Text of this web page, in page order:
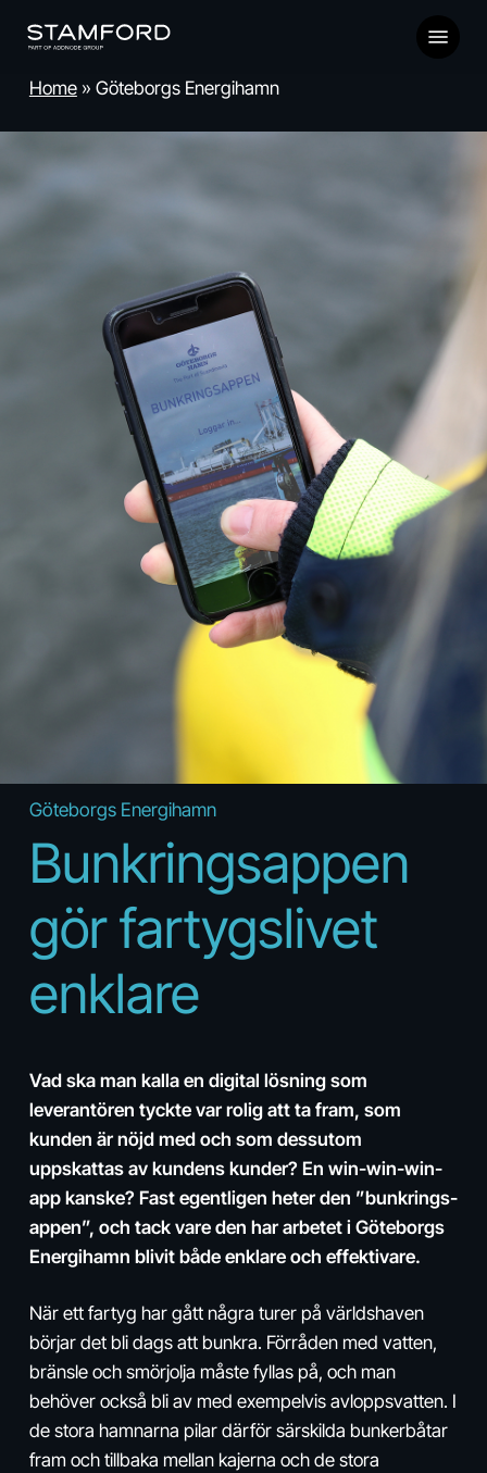
content
Home» Göteborgs Energihamn
Göteborgs Energihamn
Bunkringsappen
gör fartygslivet
enklare
Vad ska man kalla en digital lösning som
leverantören tyckte var rolig att ta fram, som
kunden är nöjd med och som dessutom
uppskattas av kundens kunder? En win-win-win-
app kanske? Fast egentligen heter den ”bunkrings-
appen”, och tack vare den har arbetet i Göteborgs
Energihamn blivit både enklare och effektivare.
När ett fartyg har gått några turer på världshaven
börjar det bli dags att bunkra. Förråden med vatten,
bränsle och smörjolja måste fyllas på, och man
behöver också bli av med exempelvis avloppsvatten. I
de stora hamnarna pilar därför särskilda bunkerbåtar
fram och tillbaka mellan kajerna och de stora